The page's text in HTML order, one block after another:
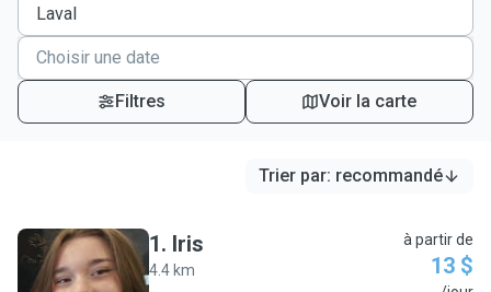
Filtres Voir la carte
Trier par: recommandé
1. Iris
4.4 km
à partir de
13 $